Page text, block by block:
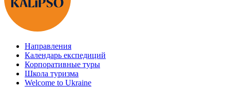
Направления
Календарь експедиций
Корпоративные туры
Школа туризма
Welcome to Ukraine